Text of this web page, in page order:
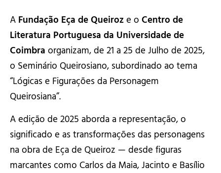
A Fundação Eça de Queiroze o Centro de
Literatura Portuguesa da Universidade de
Coimbra organizam, de 21 a 25 de Julho de 2025,
o Seminário Queirosiano, subordinado ao tema
“Lógicas e Figurações da Personagem
Queirosiana”.
A edição de 2025 aborda a representação, o
significado e as transformações das personagens
na obra de Eça de Queiroz — desde figuras
marcantes como Carlos da Maia, Jacinto e Basílio